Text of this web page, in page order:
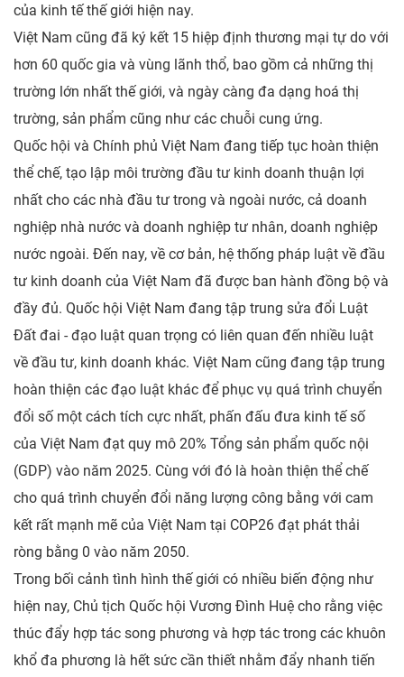
của kinh tế thế giới hiện nay.
Việt Nam cũng đã ký kết 15 hiệp định thương mại tự do với
hơn 60 quốc gia và vùng lãnh thổ, bao gồm cả những thị
trường lớn nhất thế giới, và ngày càng đa dạng hoá thị
trường, sản phẩm cũng như các chuỗi cung ứng.
Quốc hội và Chính phủ Việt Nam đang tiếp tục hoàn thiện
thể chế, tạo lập môi trường đầu tư kinh doanh thuận lợi
nhất cho các nhà đầu tư trong và ngoài nước, cả doanh
nghiệp nhà nước và doanh nghiệp tư nhân, doanh nghiệp
nước ngoài. Đến nay, về cơ bản, hệ thống pháp luật về đầu
tư kinh doanh của Việt Nam đã được ban hành đồng bộ và
đầy đủ. Quốc hội Việt Nam đang tập trung sửa đổi Luật
Đất đai - đạo luật quan trọng có liên quan đến nhiều luật
về đầu tư, kinh doanh khác. Việt Nam cũng đang tập trung
hoàn thiện các đạo luật khác để phục vụ quá trình chuyển
đổi số một cách tích cực nhất, phấn đấu đưa kinh tế số
của Việt Nam đạt quy mô 20% Tổng sản phẩm quốc nội
(GDP) vào năm 2025. Cùng với đó là hoàn thiện thể chế
cho quá trình chuyển đổi năng lượng công bằng với cam
kết rất mạnh mẽ của Việt Nam tại COP26 đạt phát thải
ròng bằng 0 vào năm 2050.
Trong bối cảnh tình hình thế giới có nhiều biến động như
hiện nay, Chủ tịch Quốc hội Vương Đình Huệ cho rằng việc
thúc đẩy hợp tác song phương và hợp tác trong các khuôn
khổ đa phương là hết sức cần thiết nhằm đẩy nhanh tiến